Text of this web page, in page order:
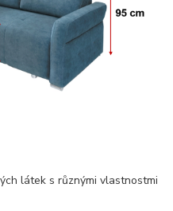
látek s různými vlastnostmi